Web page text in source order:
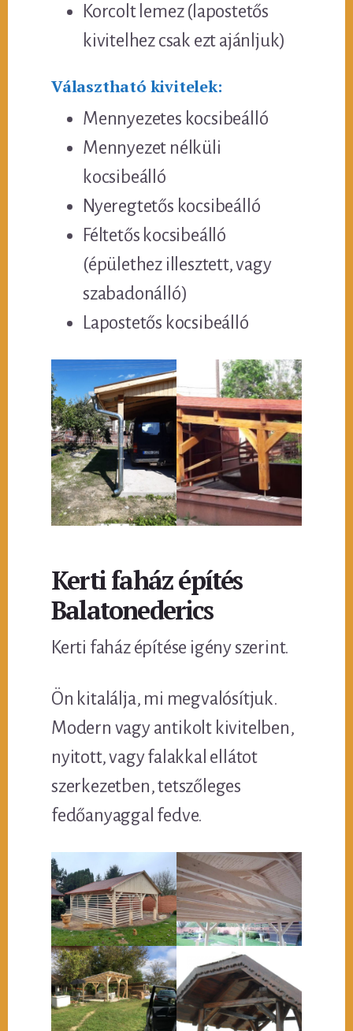
Korcolt lemez (lapostetős
kivitelhez csak ezt ajánljuk)
Választható kivitelek:
Mennyezetes kocsibeálló
Mennyezet nélküli
kocsibeálló
Nyeregtetős kocsibeálló
Féltetős kocsibeálló
(épülethez illesztett, vagy
szabadonálló)
Lapostetős kocsibeálló
Kerti faház építés
Balatonederics
Kerti faház építése igény szerint.
Ön kitalálja, mi megvalósítjuk.
Modern vagy antikolt kivitelben,
nyitott, vagy falakkal ellátot
szerkezetben, tetszőleges
fedőanyaggal fedve.